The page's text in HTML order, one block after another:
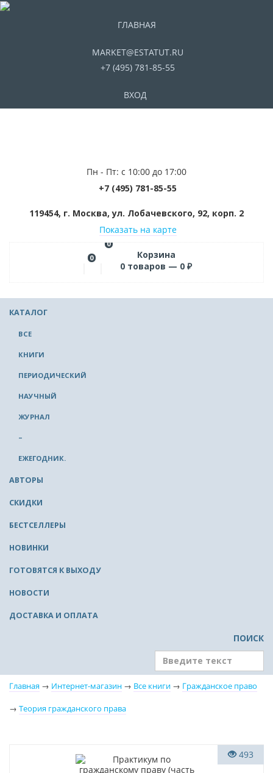
ГЛАВНАЯ
MARKET@ESTATUT.RU
+7 (495) 781-85-55
ВХОД
Пн - Пт: с 10:00 до 17:00
+7 (495) 781-85-55
119454, г. Москва, ул. Лобачевского, 92, корп. 2
Показать на карте
0
0
Корзина
0 товаров — 0 ₽
КАТАЛОГ
ВСЕ
КНИГИ
ПЕРИОДИЧЕСКИЙ
НАУЧНЫЙ
ЖУРНАЛ
–
ЕЖЕГОДНИК.
АВТОРЫ
СКИДКИ
БЕСТСЕЛЛЕРЫ
НОВИНКИ
ГОТОВЯТСЯ К ВЫХОДУ
НОВОСТИ
ДОСТАВКА И ОПЛАТА
ПОИСК
Главная → Интернет-магазин → Все книги → Гражданское право
→ Теория гражданского права
493